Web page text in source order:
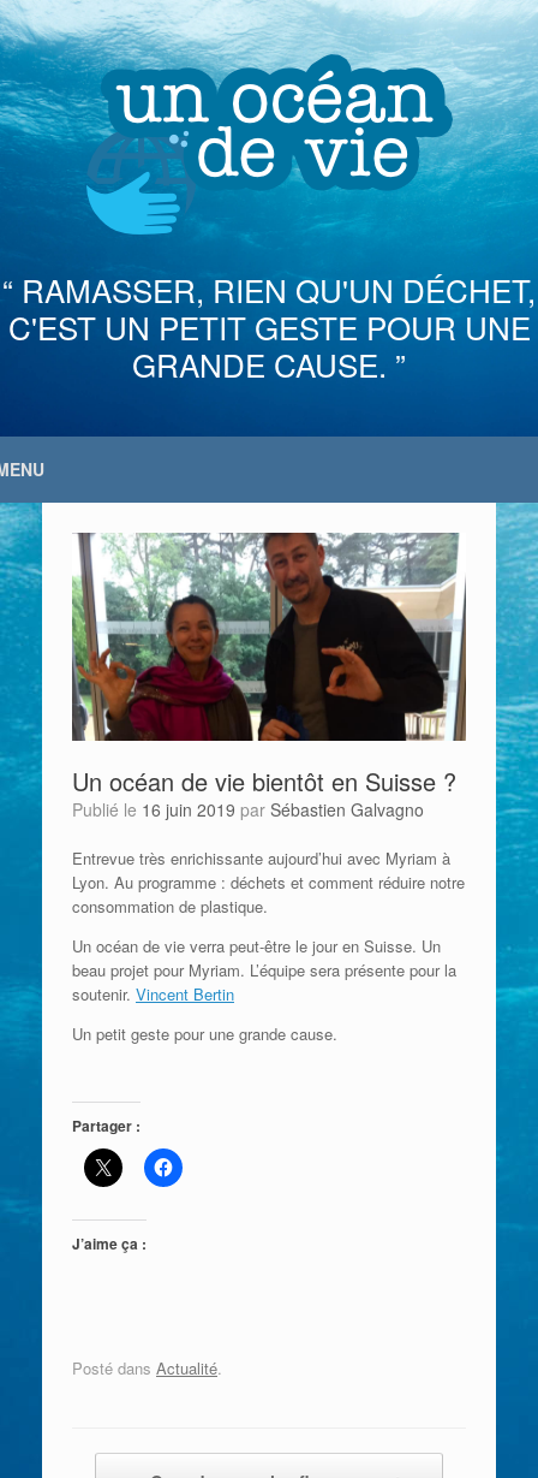
Skip
to
content
“ RAMASSER, RIEN QU'UN DÉCHET,
C'EST UN PETIT GESTE POUR UNE
GRANDE CAUSE. ”
Un océan de vie bientôt en Suisse ?
Publié le 16 juin 2019 par Sébastien Galvagno
Entrevue très enrichissante aujourd’hui avec Myriam à
Lyon. Au programme : déchets et comment réduire notre
consommation de plastique.
Un océan de vie verra peut-être le jour en Suisse. Un
beau projet pour Myriam. L’équipe sera présente pour la
soutenir. Vincent Bertin
Un petit geste pour une grande cause.
Partager :
J’aime ça :
Posté dans Actualité.